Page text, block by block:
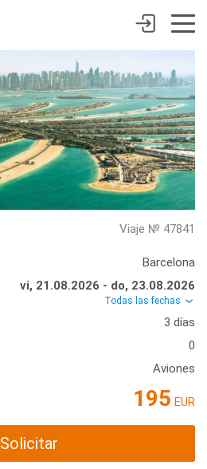
Viaje № 47841
Barcelona
vi, 21.08.2026 - do, 23.08.2026
Todas las fechas
3 días
0
Aviones
195 EUR
Solicitar